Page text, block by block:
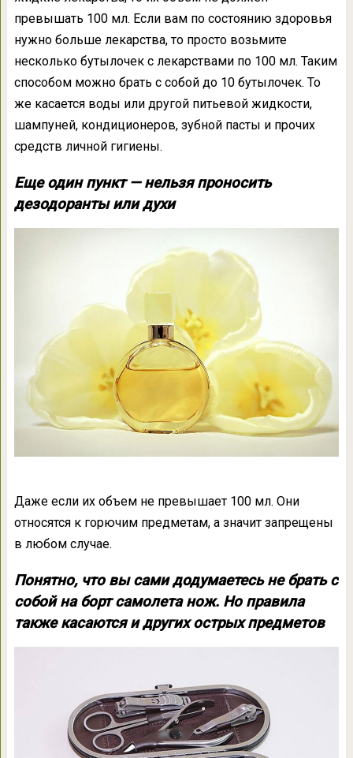
превышать 100 мл. Если вам по состоянию здоровья
нужно больше лекарства, то просто возьмите
несколько бутылочек с лекарствами по 100 мл. Таким
способом можно брать с собой до 10 бутылочек. То
же касается воды или другой питьевой жидкости,
шампуней, кондиционеров, зубной пасты и прочих
средств личной гигиены.
Еще один пункт — нельзя проносить
дезодоранты или духи
Даже если их объем не превышает 100 мл. Они
относятся к горючим предметам, а значит запрещены
в любом случае.
Понятно, что вы сами додумаетесь не брать с
собой на борт самолета нож. Но правила
также касаются и других острых предметов